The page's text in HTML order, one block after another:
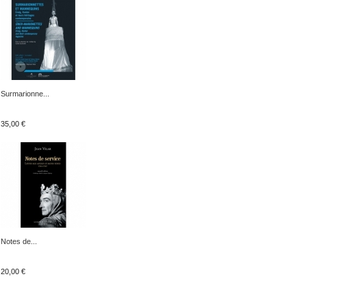
Surmarionne...
35,00 €
Notes de...
20,00 €